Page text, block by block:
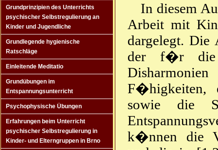
Grundprinzipien des Unterrichts
psychischer Selbstregulierung an
Kinder und Jugendliche
Grundlegende hygienische
Ratschläge
Einleitende Meditatio
Grundübungen im
Entspannungsunterricht
Psychophysische Übungen
Erfahrungen beim Unterricht
psychischer Selbstregulierung in
Kinder- und Elterngruppen in Brno
In diesem
Arbeit mit
dargelegt.
der f�r die
F�higkeiten,
sowie die
k�nnen die